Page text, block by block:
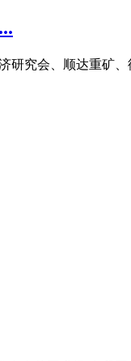
究会、顺达重矿